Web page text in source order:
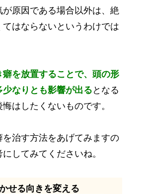
が原因である場合以外は、絶
てはならないというわけでは
癖を放置することで、頭の形
なりとも影響が出る となる
はしたくないものです。
を治す方法をあげてみますの
してみてくださいね。
せる向きを変える